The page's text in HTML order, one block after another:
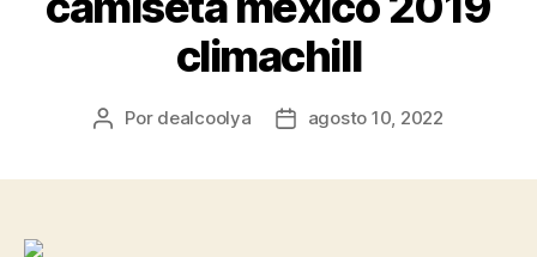
climachill
Autor
Por dealcoolya
Fechaagosto 10, 2022